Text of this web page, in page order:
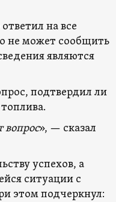
на все
не может сообщить
являются
подтвердил ли
вопрос», — сказал
успехов, а
ситуации с
этом подчеркнул: